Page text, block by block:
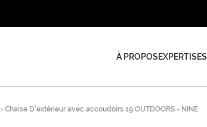
À PROPOSEXPERTISES
Chaise D’extérieur avec accoudoirs 19 OUTDOORS - NINE